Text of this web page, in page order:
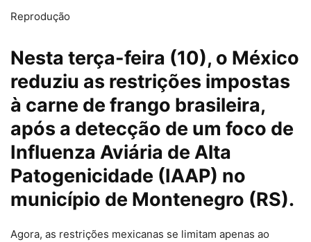
Reprodução
Nesta terça-feira (10), o México
reduziu as restrições impostas
à carne de frango brasileira,
após a detecção de um foco de
Influenza Aviária de Alta
Patogenicidade (IAAP) no
município de Montenegro (RS).
Agora, as restrições mexicanas se limitam apenas ao